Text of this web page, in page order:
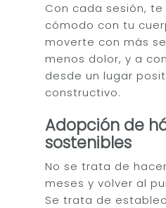
Con cada sesión,
cómodo con tu
moverte con más
menos dolor, y a
desde un lugar
constructivo.
Adopción de
sostenibles
No se trata de
meses y volver al
Se trata de